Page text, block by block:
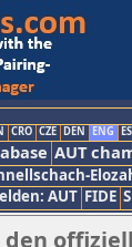
CRO CZE DEN ENG
AUT
AUT FIDE